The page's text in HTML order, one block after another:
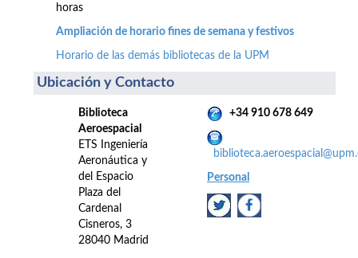
horas
Ampliación de horario fines de semana y festivos
Horario de las demás bibliotecas de la UPM
Ubicación y Contacto
Biblioteca
Aeroespacial
ETS Ingeniería
Aeronáutica y
del Espacio
Plaza del
Cardenal
Cisneros, 3
28040 Madrid
+34 910 678 649
Personal